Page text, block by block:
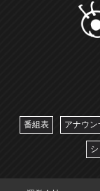
番組表 アナウ